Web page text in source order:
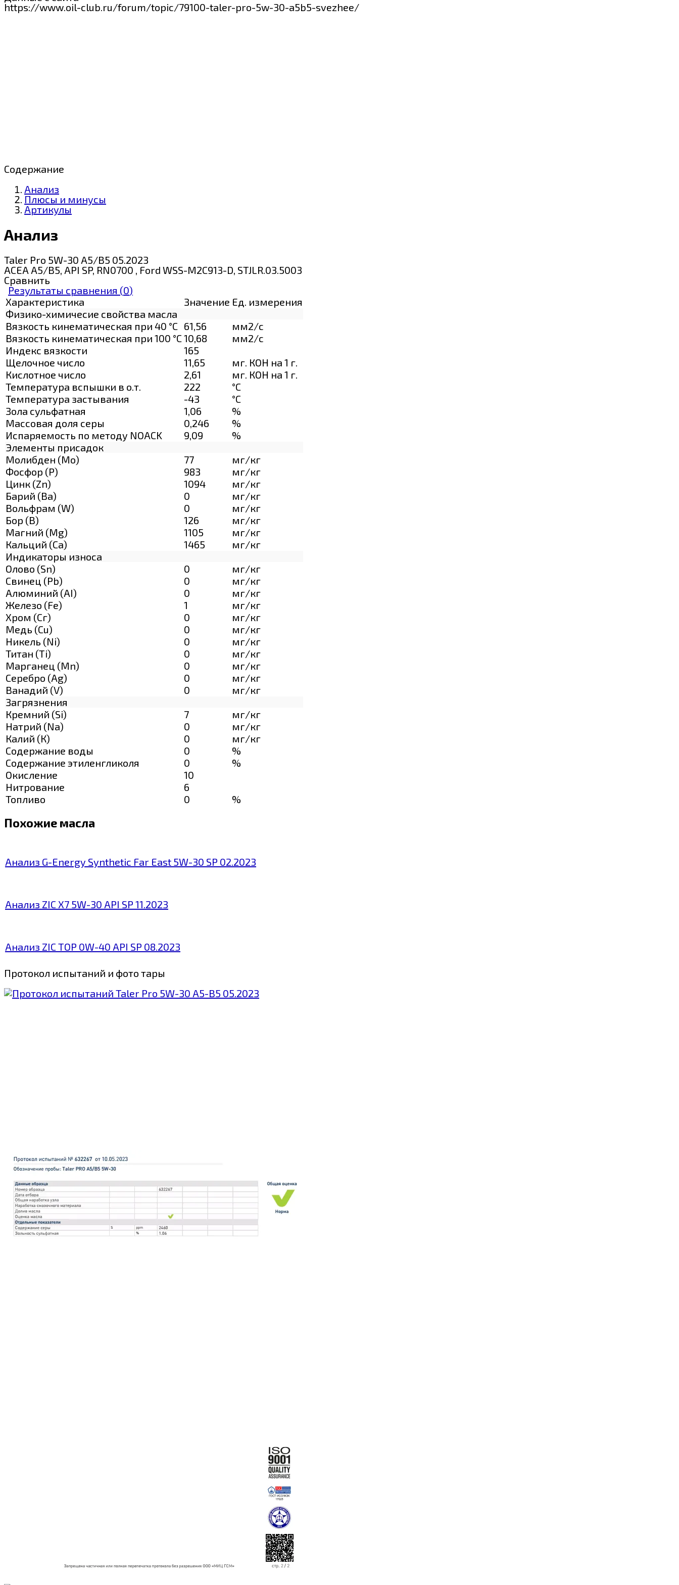
https://www.oil-club.ru/forum/topic/79100-taler-pro-5w-30-a5b5-svezhee/
Содержание
Анализ
Плюсы и минусы
Артикулы
Анализ
Taler Pro 5W-30 A5/B5 05.2023
ACEA A5/B5, API SP, RN0700 , Ford WSS-M2C913-D, STJLR.03.5003
Сравнить
Результаты сравнения (0)
Характеристика
Значение Ед. измерения
Физико-химичесие свойства масла
Вязкость кинематическая при 40 °С 61,56
мм2/с
Вязкость кинематическая при 100 °С 10,68
мм2/с
Индекс вязкости
165
Щелочное число
11,65
мг. КОН на 1 г.
Кислотное число
2,61
мг. КОН на 1 г.
Температура вспышки в о.т.
222
°C
Температура застывания
-43
°C
Зола сульфатная
1,06
%
Массовая доля серы
0,246
%
Испаряемость по методу NOACK
9,09
%
Элементы присадок
Молибден (Мо)
77
мг/кг
Фосфор (Р)
983
мг/кг
Цинк (Zn)
1094
мг/кг
Барий (Ва)
0
мг/кг
Вольфрам (W)
0
мг/кг
Бор (В)
126
мг/кг
Магний (Mg)
1105
мг/кг
Кальций (Са)
1465
мг/кг
Индикаторы износа
Олово (Sn)
0
мг/кг
Свинец (Pb)
0
мг/кг
Алюминий (AI)
0
мг/кг
Железо (Fe)
1
мг/кг
Хром (Сг)
0
мг/кг
Медь (Cu)
0
мг/кг
Никель (Ni)
0
мг/кг
Титан (Ti)
0
мг/кг
Марганец (Mn)
0
мг/кг
Серебро (Ag)
0
мг/кг
Ванадий (V)
0
мг/кг
Загрязнения
Кремний (Si)
7
мг/кг
Натрий (Na)
0
мг/кг
Калий (К)
0
мг/кг
Содержание воды
0
%
Содержание этиленгликоля
0
%
Окисление
10
Нитрование
6
Топливо
0 %
Похожие масла
Анализ G-Energy Synthetic Far East 5W-30 SP 02.2023
Анализ ZIC X7 5W-30 API SP 11.2023
Анализ ZIC TOP 0W-40 API SP 08.2023
Протокол испытаний и фото тары